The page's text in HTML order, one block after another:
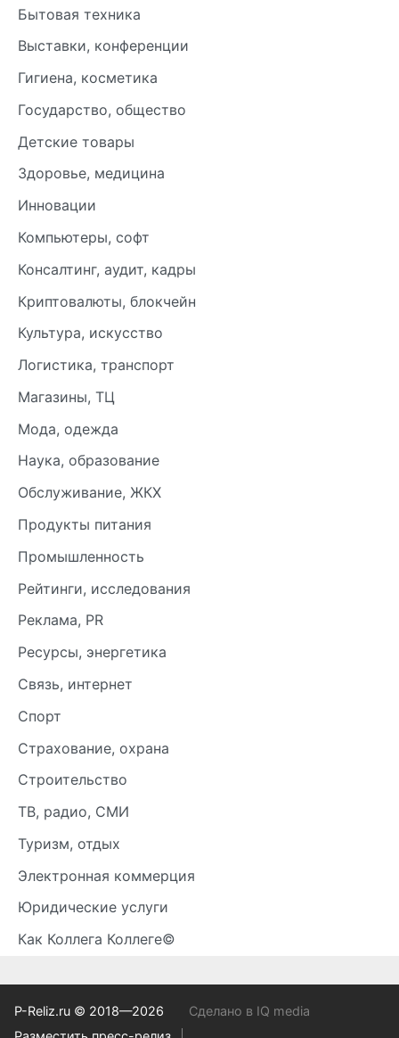
Бытовая техника
Выставки, конференции
Гигиена, косметика
Государство, общество
Детские товары
Здоровье, медицина
Инновации
Компьютеры, софт
Консалтинг, аудит, кадры
Криптовалюты, блокчейн
Культура, искусство
Логистика, транспорт
Магазины, ТЦ
Мода, одежда
Наука, образование
Обслуживание, ЖКХ
Продукты питания
Промышленность
Рейтинги, исследования
Реклама, PR
Ресурсы, энергетика
Связь, интернет
Спорт
Страхование, охрана
Строительство
ТВ, радио, СМИ
Туризм, отдых
Электронная коммерция
Юридические услуги
Как Коллега Коллеге©
P-Reliz.ru © 2018—2026
Сделано в IQ media